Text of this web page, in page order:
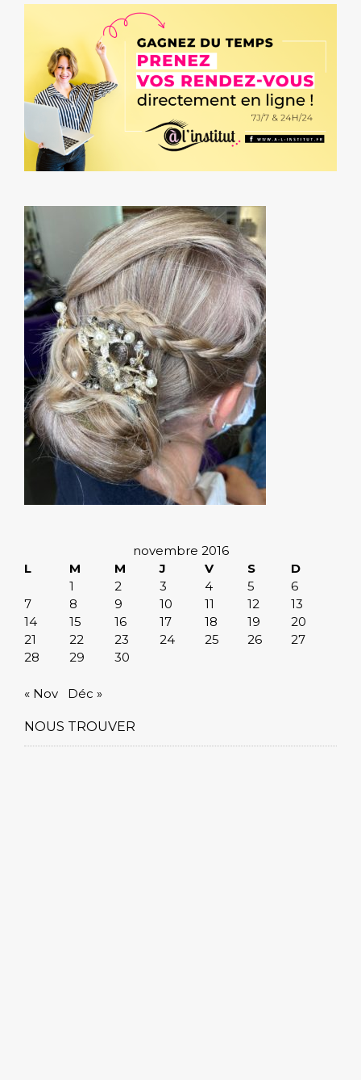
novembre 2016
L
M M J V S
D
1
2 3 4 5
6
7
8 9 10 11 12
13
14
15 16 17 18 19
20
21
22 23 24 25 26
27
28
29 30
« Nov Déc »
NOUS TROUVER